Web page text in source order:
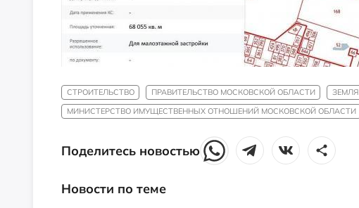
СТРОИТЕЛЬСТВО ПРАВИТЕЛЬСТВО МОСКОВСКОЙ ОБЛАСТИ ЗЕМЛЯ
МИНИСТЕРСТВО ИМУЩЕСТВЕННЫХ ОТНОШЕНИЙ МОСКОВСКОЙ ОБЛАСТИ
Поделитесь новостью
Новости по теме